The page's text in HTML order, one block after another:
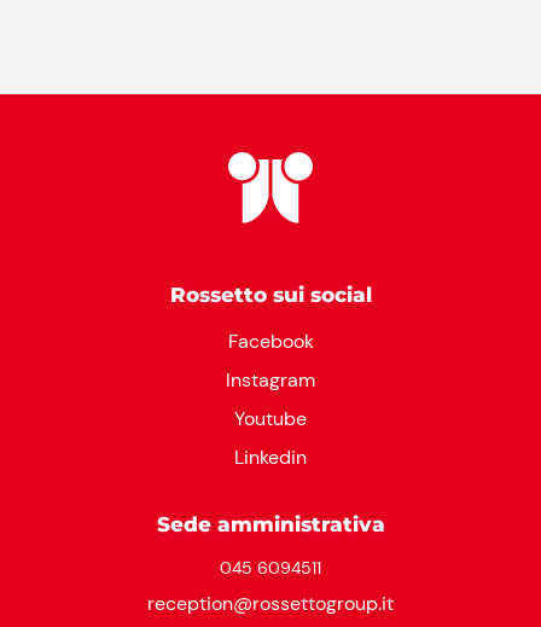
Rossetto sui social
Facebook
Instagram
Youtube
Linkedin
Sede amministrativa
045 6094511
reception@rossettogroup.it